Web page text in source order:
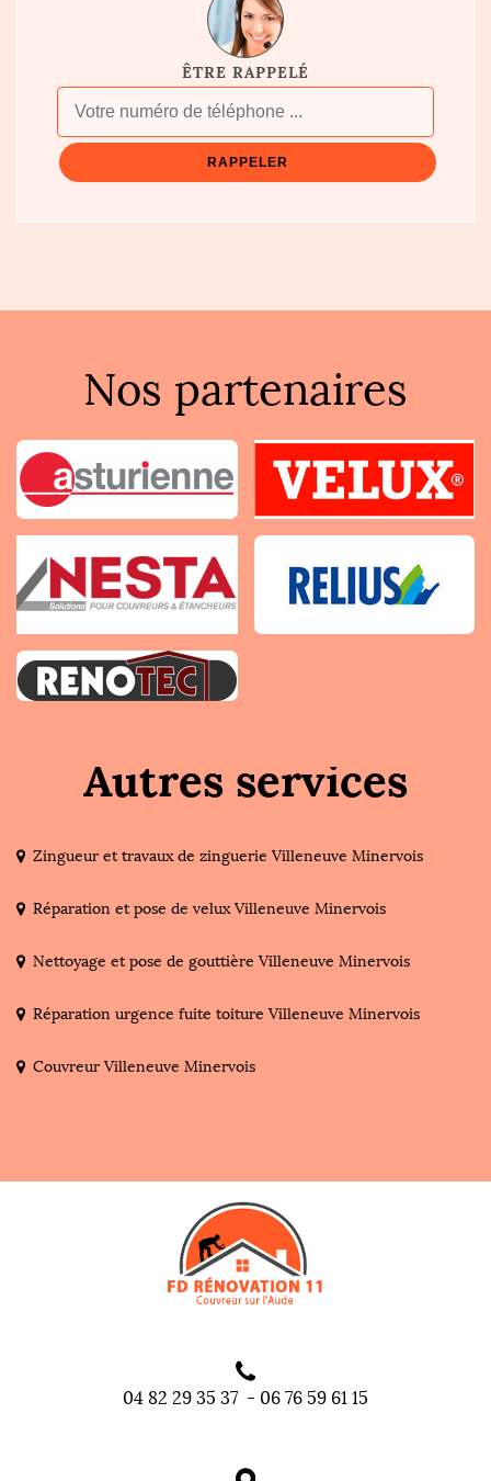
ÊTRE RAPPELÉ
Nos partenaires
Autres services
Zingueur et travaux de zinguerie Villeneuve Minervois
Réparation et pose de velux Villeneuve Minervois
Nettoyage et pose de gouttière Villeneuve Minervois
Réparation urgence fuite toiture Villeneuve Minervois
Couvreur Villeneuve Minervois
04 82 29 35 37 - 06 76 59 61 15